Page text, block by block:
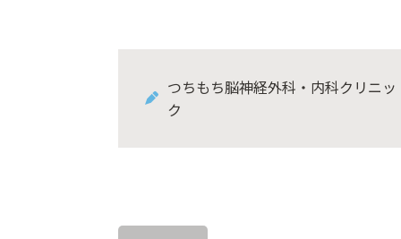
つちもち脳神経外科・内科クリニッ
ク